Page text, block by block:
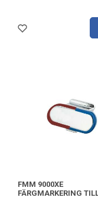
FMM 9000XE
FÄRGMARKERING